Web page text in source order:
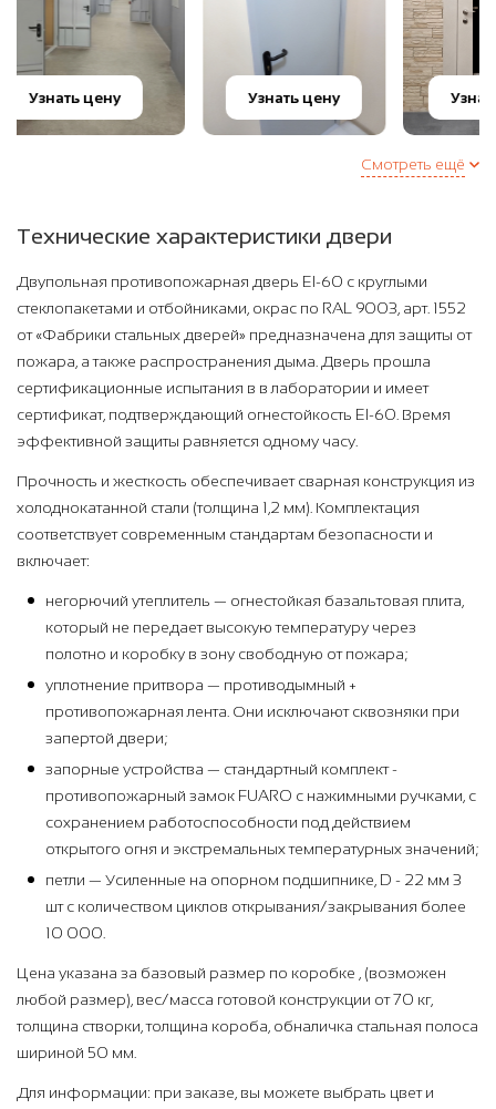
Узнать цену Узнать цену
Смотреть ещё
Технические характеристики двери
Двупольная противопожарная дверь EI-60 с круглыми
стеклопакетами и отбойниками, окрас по RAL 9003, арт. 1552
от «Фабрики стальных дверей» предназначена для защиты от
пожара, а также распространения дыма. Дверь прошла
сертификационные испытания в в лаборатории и имеет
сертификат, подтверждающий огнестойкость EI-60. Время
эффективной защиты равняется одному часу.
Прочность и жесткость обеспечивает сварная конструкция из
холоднокатанной стали (толщина 1,2 мм). Комплектация
соответствует современным стандартам безопасности и
включает:
негорючий утеплитель — огнестойкая базальтовая плита,
который не передает высокую температуру через
полотно и коробку в зону свободную от пожара;
уплотнение притвора — противодымный +
противопожарная лента. Они исключают сквозняки при
запертой двери;
запорные устройства — стандартный комплект -
противопожарный замок FUARO с нажимными ручками, с
сохранением работоспособности под действием
открытого огня и экстремальных температурных значений;
петли — Усиленные на опорном подшипнике, D - 22 мм 3
шт с количеством циклов открывания/закрывания более
10 000.
Цена указана за базовый размер по коробке , (возможен
любой размер), вес/масса готовой конструкции от 70 кг,
толщина створки, толщина короба, обналичка стальная полоса
шириной 50 мм.
Для информации: при заказе, вы можете выбрать цвет и